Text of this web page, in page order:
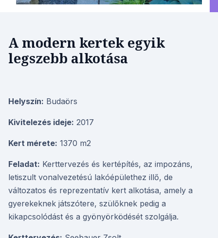
A modern kertek egyik
legszebb alkotása
Helyszín: Budaörs
Kivitelezés ideje: 2017
Kert mérete: 1370 m2
Feladat: Kerttervezés és kertépítés, az impozáns,
letiszult vonalvezetésú lakóépülethez illő, de
változatos és reprezentatív kert alkotása, amely a
gyerekeknek játszótere, szülőknek pedig a
kikapcsolódást és a gyönyörködését szolgálja.